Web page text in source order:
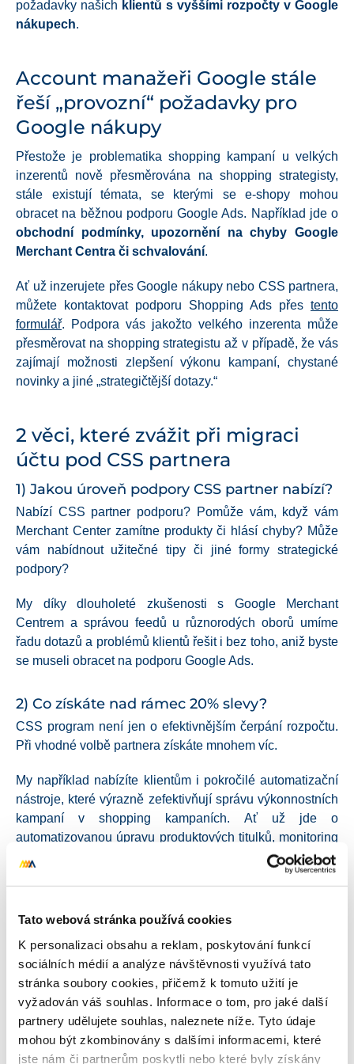
Tato webová stránka používá cookies
K personalizaci obsahu a reklam, poskytování funkcí
sociálních médií a analýze návštěvnosti využívá tato
stránka soubory cookies, přičemž k tomuto užití je
vyžadován váš souhlas. Informace o tom, pro jaké další
partnery udělujete souhlas, naleznete níže. Tyto údaje
mohou být zkombinovány s dalšími informacemi, které
jste nám či partnerům poskytli nebo které byly získány
požadavky našich klientů s vyššími rozpočty v Google
nákupech.
Account manažeři Google stále
řeší „provozní“ požadavky pro
Google nákupy
Přestože je problematika shopping kampaní u velkých
inzerentů nově přesměrována na shopping strategisty,
stále existují témata, se kterými se e-shopy mohou
obracet na běžnou podporu Google Ads. Například jde o
obchodní podmínky, upozornění na chyby Google
Merchant Centra či schvalování.
Ať už inzerujete přes Google nákupy nebo CSS partnera,
můžete kontaktovat podporu Shopping Ads přes tento
formulář. Podpora vás jakožto velkého inzerenta může
přesměrovat na shopping strategistu až v případě, že vás
zajímají možnosti zlepšení výkonu kampaní, chystané
novinky a jiné „strategičtější dotazy.“
2 věci, které zvážit při migraci
účtu pod CSS partnera
1) Jakou úroveň podpory CSS partner nabízí?
Nabízí CSS partner podporu? Pomůže vám, když vám
Merchant Center zamítne produkty či hlásí chyby? Může
vám nabídnout užitečné tipy či jiné formy strategické
podpory?
My díky dlouholeté zkušenosti s Google Merchant
Centrem a správou feedů u různorodých oborů umíme
řadu dotazů a problémů klientů řešit i bez toho, aniž byste
se museli obracet na podporu Google Ads.
2) Co získáte nad rámec 20% slevy?
CSS program není jen o efektivnějším čerpání rozpočtu.
Při vhodné volbě partnera získáte mnohem víc.
My například nabízíte klientům i pokročilé automatizační
nástroje, které výrazně zefektivňují správu výkonnostních
kampaní v shopping kampaních. Ať už jde o
automatizovanou úpravu produktových titulků, monitoring
Změna struktury zákaznické
podpory Google vás v praxi příliš
neovlivní
Ačkoliv si to řada lidí mylně myslí. Klasický ticketovací
systém funguje i po přechodu na CSS program. Pouze
klienti s vysokými rozpočty nově získávají zákaznickou
podporu u strategisty pro shopping kampaně.Tato